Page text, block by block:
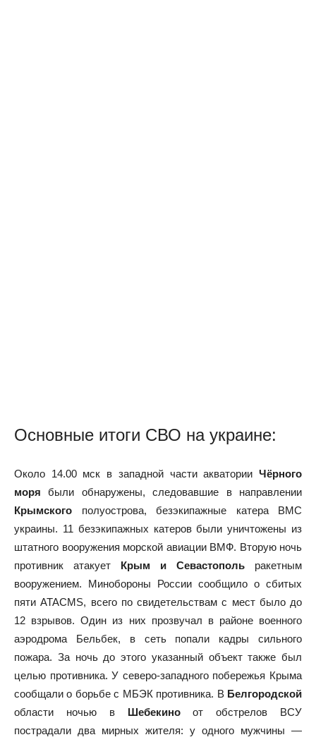
Основные итоги СВО на украине:
Около 14.00 мск в западной части акватории Чёрного
моря были обнаружены, следовавшие в направлении
Крымского полуострова, безэкипажные катера ВМС
украины. 11 безэкипажных катеров были уничтожены из
штатного вооружения морской авиации ВМФ. Вторую ночь
противник атакует Крым и Севастополь ракетным
вооружением. Минобороны России сообщило о сбитых
пяти ATACMS, всего по свидетельствам с мест было до
12 взрывов. Один из них прозвучал в районе военного
аэродрома Бельбек, в сеть попали кадры сильного
пожара. За ночь до этого указанный объект также был
целью противника. У северо-западного побережья Крыма
сообщали о борьбе с МБЭК противника. В Белгородской
области ночью в Шебекиноот обстрелов ВСУ
пострадали два мирных жителя: у одного мужчины —